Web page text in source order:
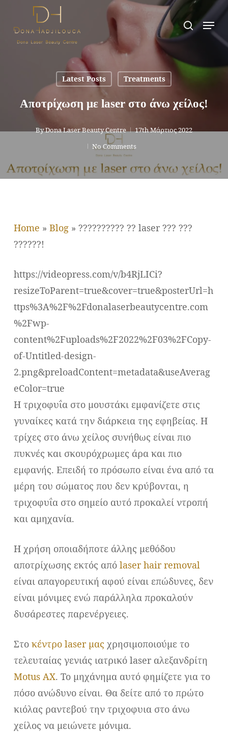
main
search
Menu
Latest Posts Treatments
Αποτρίχωση με laser στο άνω χείλος!
ByDona Laser Beauty Centre
17th Μάρτιος 2022
No Comments
Home » Blog» ?????????? ?? laser ??? ???
??????!
https://videopress.com/v/b4RjLICi?
resizeToParent=true&cover=true&posterUrl=h
ttps%3A%2F%2Fdonalaserbeautycentre.com
%2Fwp-
content%2Fuploads%2F2022%2F03%2FCopy-
of-Untitled-design-
2.png&preloadContent=metadata&useAverag
eColor=true
Η τριχοφυΐα στο μουστάκι εμφανίζετε στις
γυναίκες κατά την διάρκεια της εφηβείας. Η
τρίχες στο άνω χείλος συνήθως είναι πιο
πυκνές και σκουρόχρωμες άρα και πιο
εμφανής. Επειδή το πρόσωπο είναι ένα από τα
μέρη του σώματος που δεν κρύβονται, η
τριχοφυΐα στο σημείο αυτό προκαλεί ντροπή
και αμηχανία.
Η χρήση οποιαδήποτε άλλης μεθόδου
αποτρίχωσης εκτός από laser hair removal
είναι απαγορευτική αφού είναι επώδυνες, δεν
είναι μόνιμες ενώ παράλληλα προκαλούν
δυσάρεστες παρενέργειες.
Στο κέντρο laser μας χρησιμοποιούμε το
τελευταίας γενιάς ιατρικό laser αλεξανδρίτη
Motus AX. Το μηχάνημα αυτό φημίζετε για το
πόσο ανώδυνο είναι. Θα δείτε από το πρώτο
κιόλας ραντεβού την τριχοφυια στο άνω
χείλος να μειώνετε μόνιμα.